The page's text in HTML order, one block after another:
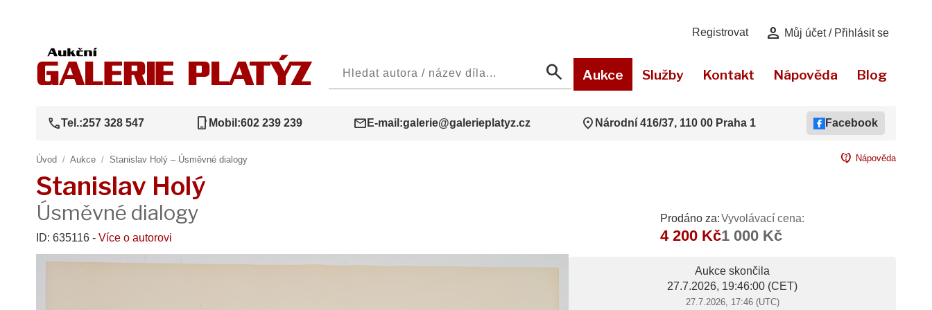
Registrovat person Můj účet / Přihlásit se
search Aukce Služby Kontakt Nápověda Blog
callTel.:257 328 547 phone_iphone Mobil:602 239 239 mail E-mail:galerie@galerieplatyz.cz location_on Národní 416/37, 110 00 Praha 1 Facebook
Úvod / Aukce / Stanislav Holý – Úsměvné dialogy contact_support Nápověda
Stanislav Holý
Úsměvné dialogy
ID: 635116 - Více o autorovi
Prodáno za:
4 200 Kč
Vyvolávací cena:
1 000 Kč
Aukce skončila
27.7.2026, 19:46:00 (CET)
27.7.2026, 17:46 (UTC)